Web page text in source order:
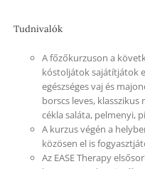
Tudnivalók
A főzőkurzuson a
kóstoljátok sajátítjátok
egészséges vaj és
borscs leves, klasszikus
cékla saláta, pelmenyi,
A kurzus végén a
közösen el is
Az EASE Therapy